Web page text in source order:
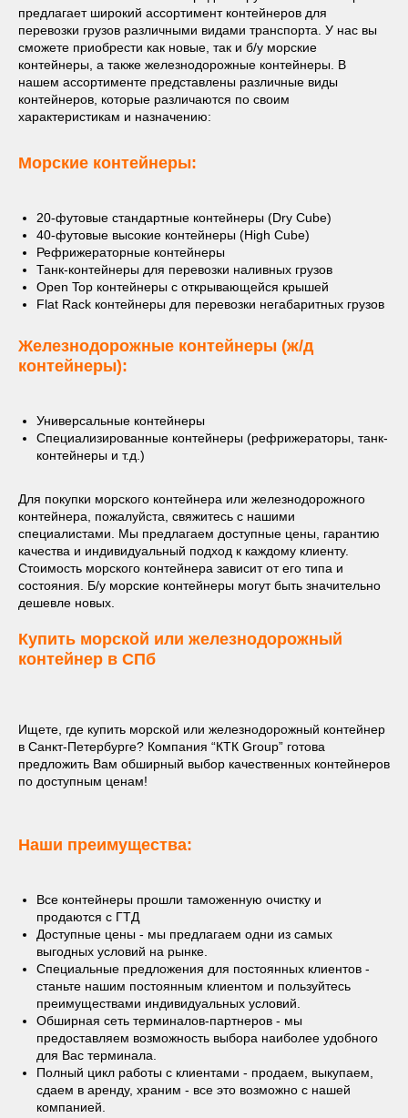
предлагает широкий ассортимент контейнеров для
перевозки грузов различными видами транспорта. У нас вы
сможете приобрести как новые, так и б/у морские
контейнеры, а также железнодорожные контейнеры. В
нашем ассортименте представлены различные виды
контейнеров, которые различаются по своим
характеристикам и назначению:
Морские контейнеры:
20-футовые стандартные контейнеры (Dry Cube)
40-футовые высокие контейнеры (High Cube)
Рефрижераторные контейнеры
Танк-контейнеры для перевозки наливных грузов
Open Top контейнеры с открывающейся крышей
Flat Rack контейнеры для перевозки негабаритных грузов
Железнодорожные контейнеры (ж/д
контейнеры):
Универсальные контейнеры
Специализированные контейнеры (рефрижераторы, танк-
контейнеры и т.д.)
Для покупки морского контейнера или железнодорожного
контейнера, пожалуйста, свяжитесь с нашими
специалистами. Мы предлагаем доступные цены, гарантию
качества и индивидуальный подход к каждому клиенту.
Стоимость морского контейнера зависит от его типа и
состояния. Б/у морские контейнеры могут быть значительно
дешевле новых.
Купить морской или железнодорожный
контейнер в СПб
Ищете, где купить морской или железнодорожный контейнер
в Санкт-Петербурге? Компания “КТК Group” готова
предложить Вам обширный выбор качественных контейнеров
по доступным ценам!
Наши преимущества:
Все контейнеры прошли таможенную очистку и
продаются с ГТД
Доступные цены - мы предлагаем одни из самых
выгодных условий на рынке.
Специальные предложения для постоянных клиентов -
станьте нашим постоянным клиентом и пользуйтесь
преимуществами индивидуальных условий.
Обширная сеть терминалов-партнеров - мы
предоставляем возможность выбора наиболее удобного
для Вас терминала.
Полный цикл работы с клиентами - продаем, выкупаем,
сдаем в аренду, храним - все это возможно с нашей
компанией.